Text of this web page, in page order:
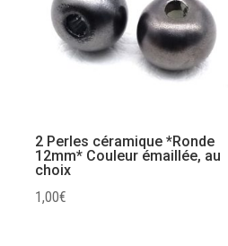
2 Perles céramique *Ronde
12mm* Couleur émaillée, au
choix
1,00€